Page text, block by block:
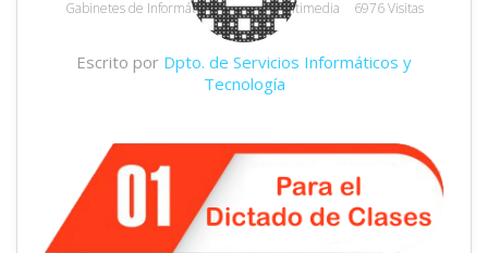
Gabinetes de Informática y Equipos Multimedia
6976 Visitas
Escrito por Dpto. de Servicios Informáticos y
Tecnología